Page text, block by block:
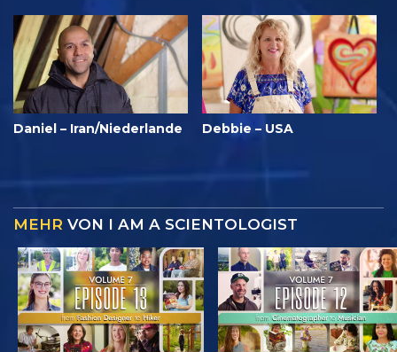
Daniel – Iran/Niederlande Debbie – USA
MEHR VON I AM A SCIENTOLOGIST